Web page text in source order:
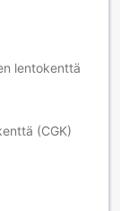
lentokenttä
(CGK)